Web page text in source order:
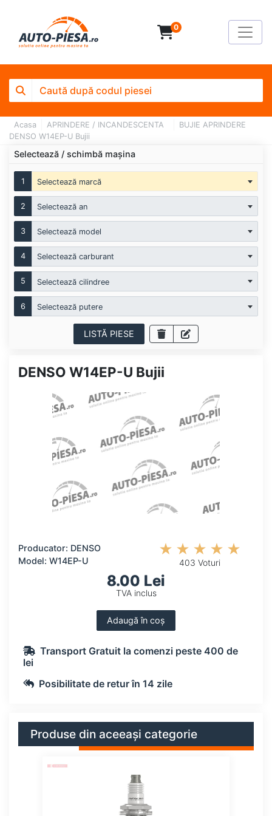
0
Acasa APRINDERE / INCANDESCENTA
BUJIE APRINDERE
DENSO W14EP-U Bujii
Selectează / schimbă mașina
1 Selectează marcă
2 Selectează an
3 Selectează model
4 Selectează carburant
5 Selectează cilindree
6 Selectează putere
LISTĂ PIESE
DENSO W14EP-U Bujii
Producator: DENSO
Model: W14EP-U
403 Voturi
8.00 Lei
TVA inclus
Adaugă în coș
Transport Gratuit la comenzi peste 400 de
lei
Posibilitate de retur în 14 zile
Produse din aceeași categorie